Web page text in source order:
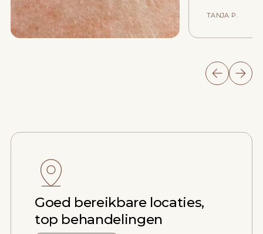
TANJA P.
Goed bereikbare locaties,
top behandelingen